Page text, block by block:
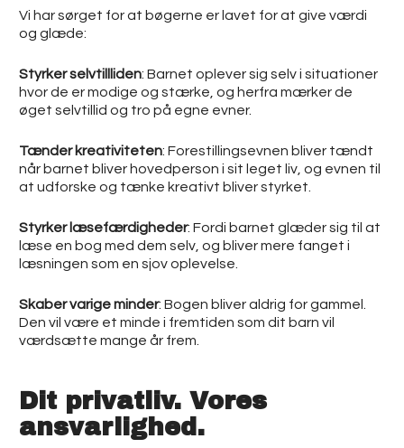
Vi har sørget for at bøgerne er lavet for at give værdi
og glæde:
Styrker selvtillliden: Barnet oplever sig selv i situationer
hvor de er modige og stærke, og herfra mærker de
øget selvtillid og tro på egne evner.
Tænder kreativiteten: Forestillingsevnen bliver tændt
når barnet bliver hovedperson i sit leget liv, og evnen til
at udforske og tænke kreativt bliver styrket.
Styrker læsefærdigheder: Fordi barnet glæder sig til at
læse en bog med dem selv, og bliver mere fanget i
læsningen som en sjov oplevelse.
Skaber varige minder: Bogen bliver aldrig for gammel.
Den vil være et minde i fremtiden som dit barn vil
værdsætte mange år frem.
Dit privatliv. Vores
ansvarlighed.